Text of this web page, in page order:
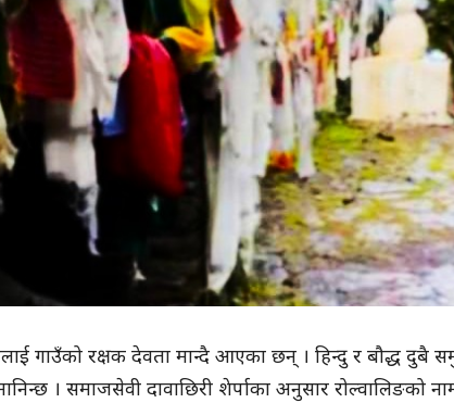
गाउँको रक्षक देवता मान्दै आएका छन् । हिन्दु र बौद्ध
। समाजसेवी दावाछिरी शेर्पाका अनुसार